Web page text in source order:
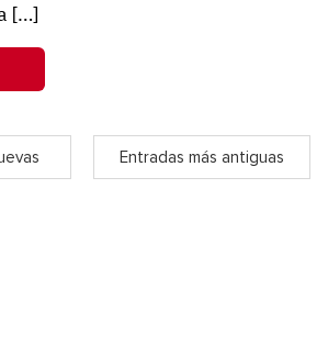
[…]
Entradas más antiguas